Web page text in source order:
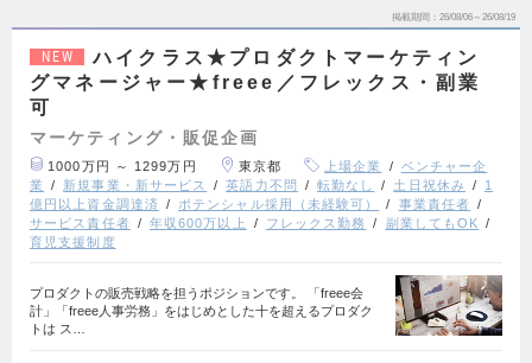
掲載期間 26/08/06～26/08/19
NEW
ハイクラス★プロダクトマーケティン
グマネージャー★freee／フレックス・副業
可
マーケティング・販促企画
1000万円 ～ 1299万円 東京都 上場企業
ベンチャー企
業
新規事業・新サービス 英語力不問 転勤なし 土日祝休み
1
億円以上資金調達済
ポテンシャル採用（未経験可）
事業責任者
サービス責任者
年収600万以上 フレックス勤務
副業してもOK
育児支援制度
プロダクトの販売戦略を担うポジションです。 「freee会
計」「freee人事労務」をはじめとした十を超えるプロダク
トは ス…